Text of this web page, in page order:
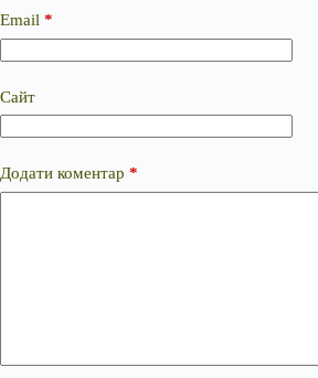
Email *
Сайт
Додати коментар *